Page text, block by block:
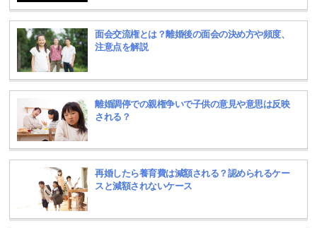
面会交流権とは？離婚後の面会の決め方や頻度、
注意点を解説
離婚調停での親権争いで子供の意見や意思は反映
される？
再婚したら養育費は減額される？認められるケー
スと減額されないケース